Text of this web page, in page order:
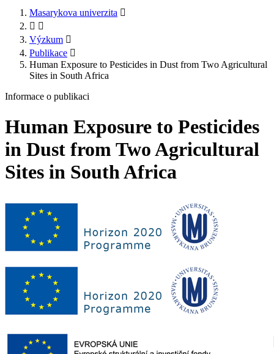
Masarykova univerzita
Výzkum
Publikace
Human Exposure to Pesticides in Dust from Two Agricultural
Sites in South Africa
Informace o publikaci
Human Exposure to Pesticides
in Dust from Two Agricultural
Sites in South Africa